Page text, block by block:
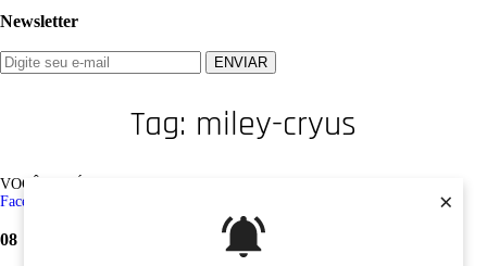
×
Newsletter
Tag: miley-cryus
VOCÊ ESTÁ AQUI: Tag /
Facebook
08